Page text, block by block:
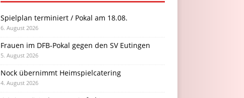
Spielplan terminiert / Pokal am 18.08.
6. August 2026
Frauen im DFB-Pokal gegen den SV Eutingen
5. August 2026
Nock übernimmt Heimspielcatering
4. August 2026